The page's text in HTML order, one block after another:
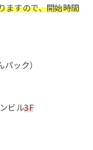
すので、開始時間
ック）
ビル3F